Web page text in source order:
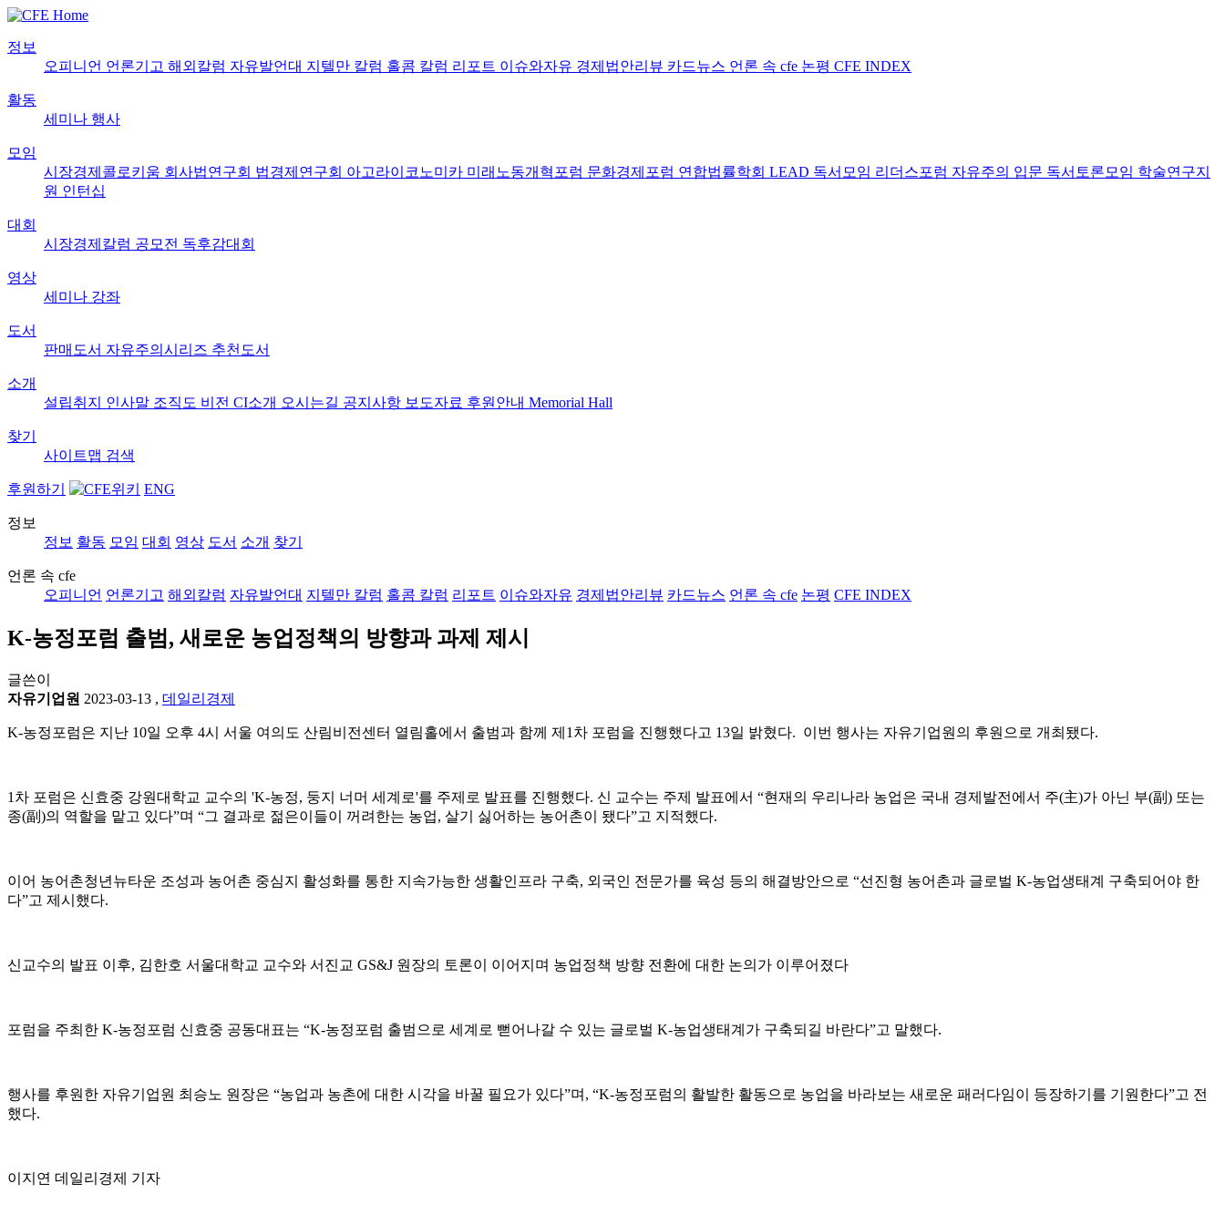
정보
오피니언 언론기고 해외칼럼 자유발언대 지텔만 칼럼 홀콤 칼럼 리포트 이슈와자유 경제법안리뷰 카드뉴스 언론 속 cfe 논평 CFE INDEX
활동
세미나 행사
모임
시장경제콜로키움 회사법연구회 법경제연구회 아고라이코노미카 미래노동개혁포럼 문화경제포럼 연합법률학회 LEAD 독서모임 리더스포럼 자유주의 입문 독서토론모임 학술연구지
원 인턴십
대회
시장경제칼럼 공모전 독후감대회
영상
세미나 강좌
도서
판매도서 자유주의시리즈 추천도서
소개
설립취지 인사말 조직도 비전 CI소개 오시는길 공지사항 보도자료 후원안내 Memorial Hall
찾기
사이트맵 검색
후원하기 ENG
정보
정보 활동 모임 대회 영상 도서 소개 찾기
언론 속 cfe
오피니언 언론기고 해외칼럼 자유발언대 지텔만 칼럼 홀콤 칼럼 리포트 이슈와자유 경제법안리뷰 카드뉴스 언론 속 cfe 논평 CFE INDEX
K-농정포럼 출범, 새로운 농업정책의 방향과 과제 제시
글쓴이
자유기업원 2023-03-13 , 데일리경제
K-농정포럼은 지난 10일 오후 4시 서울 여의도 산림비전센터 열림홀에서 출범과 함께 제1차 포럼을 진행했다고 13일 밝혔다. 이번 행사는 자유기업원의 후원으로 개최됐다.
1차 포럼은 신효중 강원대학교 교수의 'K-농정, 둥지 너머 세계로'를 주제로 발표를 진행했다. 신 교수는 주제 발표에서 “현재의 우리나라 농업은 국내 경제발전에서 주(主)가 아닌 부(副) 또는
종(副)의 역할을 맡고 있다”며 “그 결과로 젊은이들이 꺼려한는 농업, 살기 싫어하는 농어촌이 됐다”고 지적했다.
이어 농어촌청년뉴타운 조성과 농어촌 중심지 활성화를 통한 지속가능한 생활인프라 구축, 외국인 전문가를 육성 등의 해결방안으로 “선진형 농어촌과 글로벌 K-농업생태계 구축되어야 한
다”고 제시했다.
신교수의 발표 이후, 김한호 서울대학교 교수와 서진교 GS&J 원장의 토론이 이어지며 농업정책 방향 전환에 대한 논의가 이루어졌다
포럼을 주최한 K-농정포럼 신효중 공동대표는 “K-농정포럼 출범으로 세계로 뻗어나갈 수 있는 글로벌 K-농업생태계가 구축되길 바란다”고 말했다.
행사를 후원한 자유기업원 최승노 원장은 “농업과 농촌에 대한 시각을 바꿀 필요가 있다”며, “K-농정포럼의 활발한 활동으로 농업을 바라보는 새로운 패러다임이 등장하기를 기원한다”고 전
했다.
이지연 데일리경제 기자